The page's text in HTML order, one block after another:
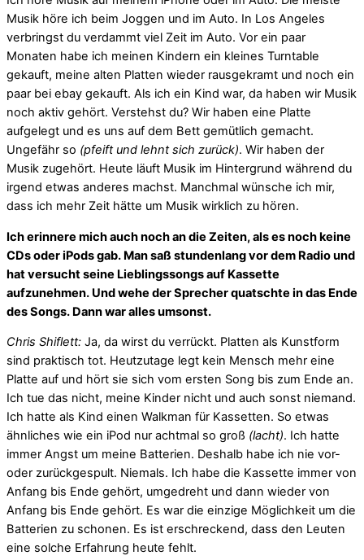
Musik höre ich beim Joggen und im Auto. In Los Angeles
verbringst du verdammt viel Zeit im Auto. Vor ein paar
Monaten habe ich meinen Kindern ein kleines Turntable
gekauft, meine alten Platten wieder rausgekramt und noch ein
paar bei ebay gekauft. Als ich ein Kind war, da haben wir Musik
noch aktiv gehört. Verstehst du? Wir haben eine Platte
aufgelegt und es uns auf dem Bett gemütlich gemacht.
Ungefähr so (pfeift und lehnt sich zurück). Wir haben der
Musik zugehört. Heute läuft Musik im Hintergrund während du
irgend etwas anderes machst. Manchmal wünsche ich mir,
dass ich mehr Zeit hätte um Musik wirklich zu hören.
Ich erinnere mich auch noch an die Zeiten, als es noch keine
CDs oder iPods gab. Man saß stundenlang vor dem Radio und
hat versucht seine Lieblingssongs auf Kassette
aufzunehmen. Und wehe der Sprecher quatschte in das Ende
des Songs. Dann war alles umsonst.
Chris Shiflett: Ja, da wirst du verrückt. Platten als Kunstform
sind praktisch tot. Heutzutage legt kein Mensch mehr eine
Platte auf und hört sie sich vom ersten Song bis zum Ende an.
Ich tue das nicht, meine Kinder nicht und auch sonst niemand.
Ich hatte als Kind einen Walkman für Kassetten. So etwas
ähnliches wie ein iPod nur achtmal so groß (lacht). Ich hatte
immer Angst um meine Batterien. Deshalb habe ich nie vor-
oder zurückgespult. Niemals. Ich habe die Kassette immer von
Anfang bis Ende gehört, umgedreht und dann wieder von
Anfang bis Ende gehört. Es war die einzige Möglichkeit um die
Batterien zu schonen. Es ist erschreckend, dass den Leuten
eine solche Erfahrung heute fehlt.